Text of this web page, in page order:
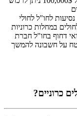
לחו"ל לחולי
במחלות כרוניות
דחוף בחו"ל חברת
על חשבונה להמשך
כרוניים?